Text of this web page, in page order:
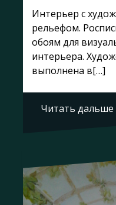
Интерьер с
рельефом.
обоям для
интерьера.
выполнена в[…]
Читать дальше